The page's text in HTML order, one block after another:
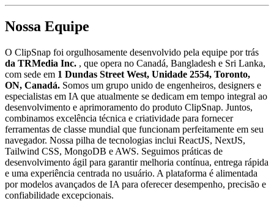
Nossa Equipe
O ClipSnap foi orgulhosamente desenvolvido pela equipe por trás
da TRMedia Inc. , que opera no Canadá, Bangladesh e Sri Lanka,
com sede em 1 Dundas Street West, Unidade 2554, Toronto,
ON, Canadá. Somos um grupo unido de engenheiros, designers e
especialistas em IA que atualmente se dedicam em tempo integral ao
desenvolvimento e aprimoramento do produto ClipSnap. Juntos,
combinamos excelência técnica e criatividade para fornecer
ferramentas de classe mundial que funcionam perfeitamente em seu
navegador. Nossa pilha de tecnologias inclui ReactJS, NextJS,
Tailwind CSS, MongoDB e AWS. Seguimos práticas de
desenvolvimento ágil para garantir melhoria contínua, entrega rápida
e uma experiência centrada no usuário. A plataforma é alimentada
por modelos avançados de IA para oferecer desempenho, precisão e
confiabilidade excepcionais.